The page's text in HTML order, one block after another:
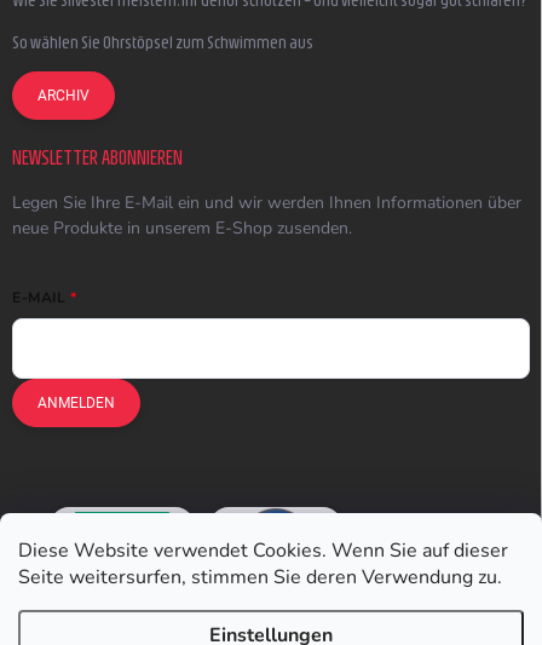
Diese Website verwendet Cookies. Wenn Sie auf dieser
Seite weitersurfen, stimmen Sie deren Verwendung zu.
Einstellungen
So wählen Sie Ohrstöpsel zum Schwimmen aus
ARCHIV
NEWSLETTER ABONNIEREN
Legen Sie Ihre E-Mail ein und wir werden Ihnen Informationen über
neue Produkte in unserem E-Shop zusenden.
E-MAIL
ANMELDEN